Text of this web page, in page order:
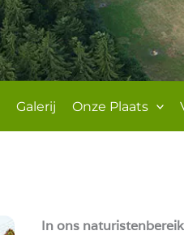
Galerij Onze Plaats
In ons